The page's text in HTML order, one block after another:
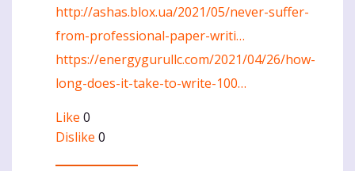
http://ashas.blox.ua/2021/05/never-suffer-
from-professional-paper-writi…
https://energygurullc.com/2021/04/26/how-
long-does-it-take-to-write-100…
Like 0
Dislike 0